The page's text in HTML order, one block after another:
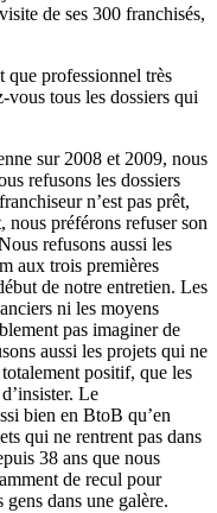
de ses 300 franchisés,
que professionnel très
vous tous les dossiers qui
sur 2008 et 2009, nous
refusons les dossiers
n’est pas prêt,
nous préférons refuser son
refusons aussi les
aux trois premières
de notre entretien. Les
ni les moyens
pas imaginer de
aussi les projets qui ne
positif, que les
Le
bien en BtoB qu’en
qui ne rentrent pas dans
38 ans que nous
de recul pour
gens dans une galère.